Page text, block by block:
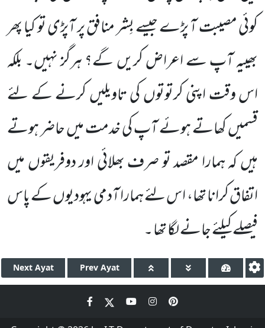
کوئی مصیبت آ پڑے جیسے بِشر منافق پر آپڑی تو کیا پھر
بھییہ آپ سے اعراض کریں گے؟ ہرگز نہیں۔ بلکہ
اس وقت اپنی کرتوتوں کی تاویلیں کرنے کے لئے
قسمیں کھاتے ہوئے آپکی خدمت میں حاضر ہوتے
ہیں کہ ہمارا مقصد تو صرف بھلائی اور دوفریقوں میں
اتفاق کرانا تھا، اس لئے ہمارا آدمی یہودیوں کے پاس
فیصلے کیلئے جانے لگا تھا ۔
Next Ayat Prev Ayat